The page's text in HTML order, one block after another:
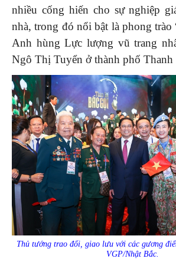
nhiều cống hiến cho sự nghiệp
nhà, trong đó nổi bật là phong trào
Anh hùng Lực lượng vũ trang
Ngô Thị Tuyển ở thành phố
Thủ tướng trao đổi, giao lưu với các gương
VGP/Nhật Bắc.